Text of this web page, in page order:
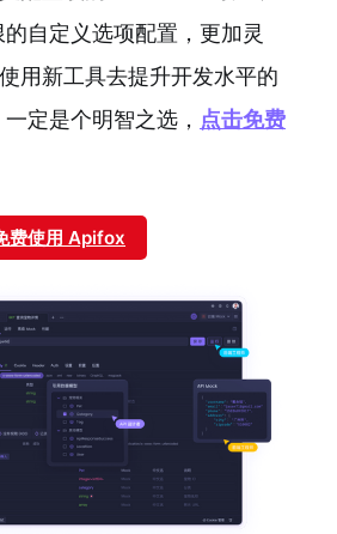
自定义选项配置，更加灵
用新工具去提升开发水平的
定是个明智之选， 点击免费
费使用 Apifox